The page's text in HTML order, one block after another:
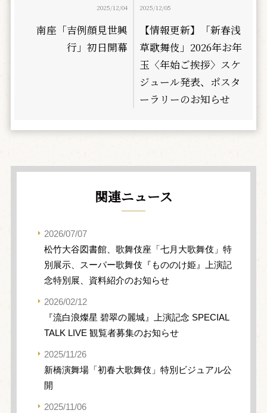
2025/12/04
南座「吉例顔見世興
行」初日開幕
2025/12/05
【情報更新】「新春浅
草歌舞伎」2026年お年
玉〈年始ご挨拶〉スケ
ジュール発表、ポスタ
ーラリーのお知らせ
関連ニュース
2026/07/07
松竹大谷図書館、歌舞伎座「七月大歌舞伎」特
別展示、スーパー歌舞伎『もののけ姫』上演記
念特別展、資料紹介のお知らせ
2026/02/12
『流白浪燦星 碧翠の麗城』上演記念 SPECIAL
TALK LIVE 観覧者募集のお知らせ
2025/11/26
新橋演舞場「初春大歌舞伎」特別ビジュアル公
開
2025/11/06